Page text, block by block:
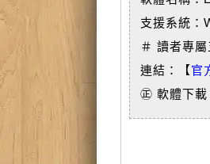
支援系統：
＃ 讀者專
連結：【官
㊣ 軟體下載